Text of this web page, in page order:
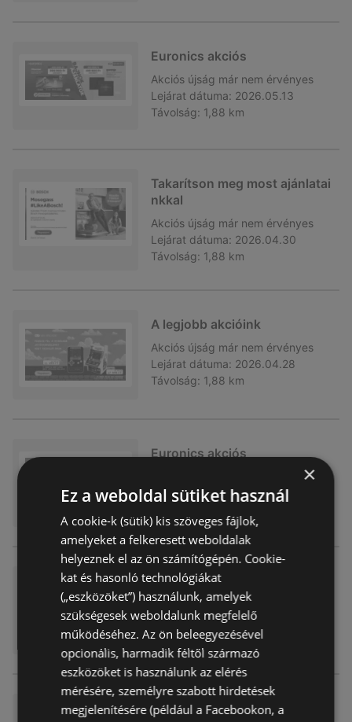
Euronics akciós
Akciós újság már nem érvényes
Lejárat dátuma: 2026.05.13
Távolság: 1,88 km
Takarítson meg most ajánlatai
nkkal
Akciós újság már nem érvényes
Lejárat dátuma: 2026.04.30
Távolság: 1,88 km
A legjobb akcióink
Akciós újság már nem érvényes
Lejárat dátuma: 2026.04.28
Távolság: 1,88 km
Euronics akciós
már nem érvényes
Lejárat dátuma: 2026.04.22
Euronics akciós
Akciós újság már nem érvényes
Lejárat dátuma: 2026.04.22
Távolság: 1,88 km
Euronics akciós
×
Ez a weboldal sütiket használ
A cookie-k (sütik) kis szöveges fájlok,
amelyeket a felkeresett weboldalak
helyeznek el az ön számítógépén. Cookie-
kat és hasonló technológiákat
(„eszközöket”) használunk, amelyek
szükségesek weboldalunk megfelelő
működéséhez. Az ön beleegyezésével
opcionális, harmadik féltől származó
eszközöket is használunk az elérés
mérésére, személyre szabott hirdetések
megjelenítésére (például a Facebookon, a